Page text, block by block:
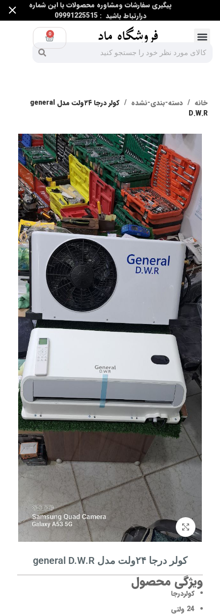
0
خانه دسته-بندی-نشده
کولر‌ درجا ۲۴ولت مدل general
D.W.R
برای بزرگنمایی کلیک کنید
کولر‌ درجا ۲۴ولت مدل general D.W.R
ویژگی محصول
کولردرجا
24 ولتی
پیگیری سفارشات ومشاوره محصولات با این شماره
درارتباط باشید : 09991225515